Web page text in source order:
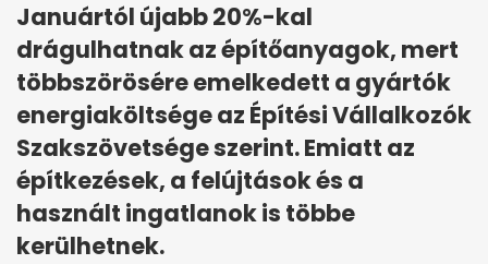
Januártól újabb 20%-kal
drágulhatnak az építőanyagok, mert
többszörösére emelkedett a gyártók
energiaköltsége az Építési Vállalkozók
Szakszövetsége szerint. Emiatt az
építkezések, a felújtások és a
használt ingatlanok is többe
kerülhetnek.